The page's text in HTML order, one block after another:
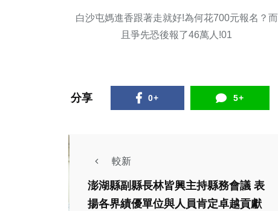
白沙屯媽進香跟著走就好!為何花700元報名？而
且爭先恐後報了46萬人!01
分享 0+ 5+
較新
澎湖縣副縣長林皆興主持縣務會議 表
揚各界績優單位與人員肯定卓越貢獻